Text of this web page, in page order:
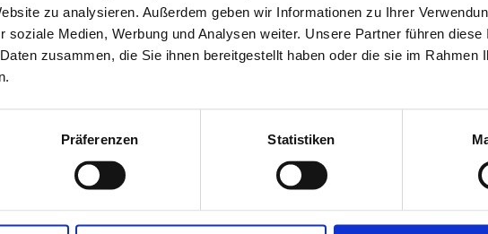
zu analysieren. Außerdem geben wir Informationen zu Ihrer
soziale Medien, Werbung und Analysen weiter. Unsere Partner führen diese
zusammen, die Sie ihnen bereitgestellt haben oder die sie im Rahmen
Präferenzen Statistiken